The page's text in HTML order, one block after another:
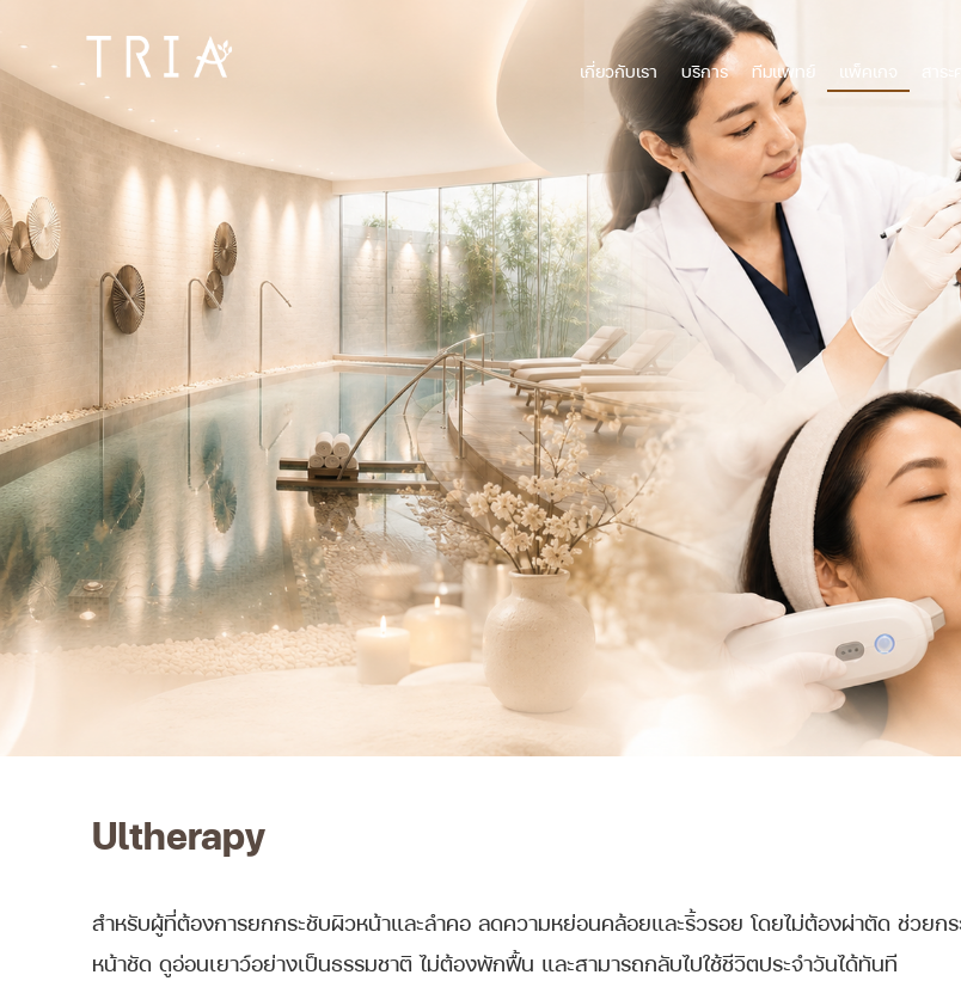
Bangpakok
เกี่ยวกับเรา บริการ ทีมแพทย์ แพ็คเกจ
Ultherapy
สำหรับผู้ที่ต้องการยกกระชับผิวหน้าและลำคอ ลดความหย่อนคล้อยและริ้วรอย โดยไม่ต้องผ่าตัด ช่วยก
หน้าชัด ดูอ่อนเยาว์อย่างเป็นธรรมชาติ ไม่ต้องพักฟื้น และสามารถกลับไปใช้ชีวิตประจำวันได้ทันที